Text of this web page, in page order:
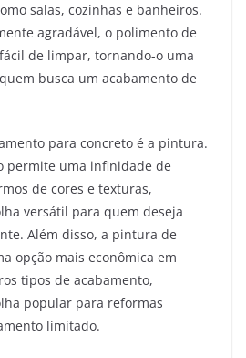
salas, cozinhas e banheiros.
agradável, o polimento de
de limpar, tornando-o uma
busca um acabamento de
para concreto é a pintura.
permite uma infinidade de
de cores e texturas,
versátil para quem deseja
Além disso, a pintura de
opção mais econômica em
tipos de acabamento,
popular para reformas
limitado.